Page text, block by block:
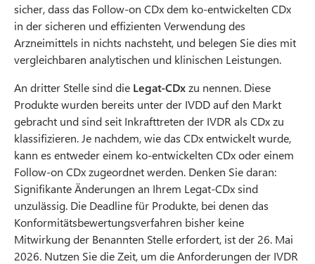
sicher, dass das Follow-on CDx dem ko-entwickelten CDx
in der sicheren und effizienten Verwendung des
Arzneimittels in nichts nachsteht, und belegen Sie dies mit
vergleichbaren analytischen und klinischen Leistungen.
An dritter Stelle sind die Legat-CDxzu nennen. Diese
Produkte wurden bereits unter der IVDD auf den Markt
gebracht und sind seit Inkrafttreten der IVDR als CDx zu
klassifizieren. Je nachdem, wie das CDx entwickelt wurde,
kann es entweder einem ko-entwickelten CDx oder einem
Follow-on CDx zugeordnet werden. Denken Sie daran:
Signifikante Änderungen an Ihrem Legat-CDx sind
unzulässig. Die Deadline für Produkte, bei denen das
Konformitätsbewertungsverfahren bisher keine
Mitwirkung der Benannten Stelle erfordert, ist der 26. Mai
2026. Nutzen Sie die Zeit, um die Anforderungen der IVDR